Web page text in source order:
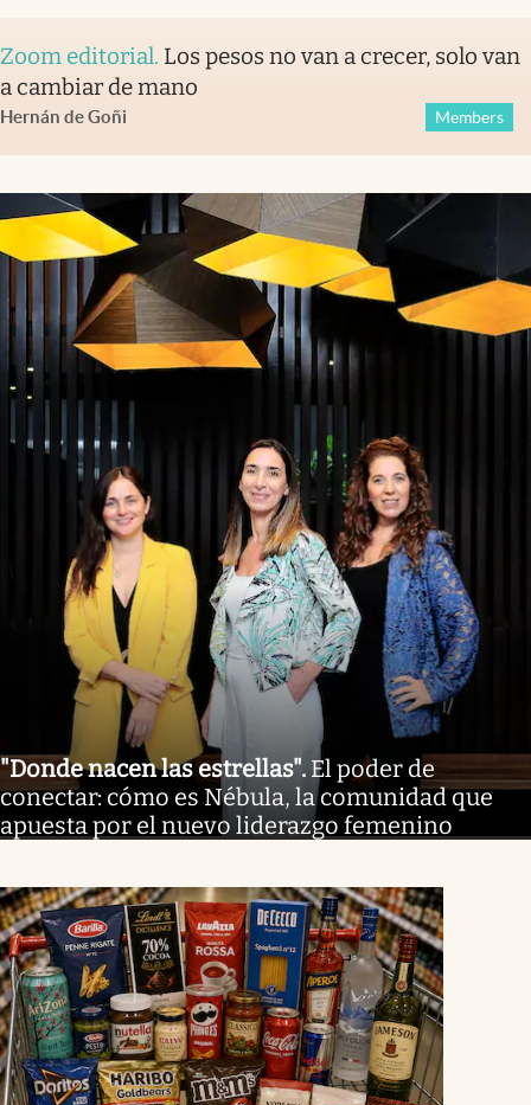
Zoom editorial. Los pesos no van a crecer, solo van
a cambiar de mano
Hernán de Goñi Members
"Donde nacen las estrellas". El poder de
conectar: cómo es Nébula, la comunidad que
apuesta por el nuevo liderazgo femenino